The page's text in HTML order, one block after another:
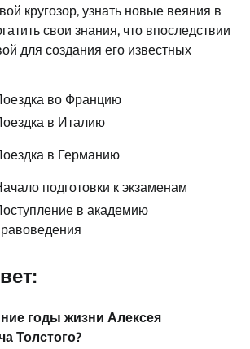
кругозор, узнать новые веяния в
свои знания, что впоследствии
для создания его известных
во Францию
в Италию
в Германию
подготовки к экзаменам
в академию
годы жизни Алексея
Толстого?